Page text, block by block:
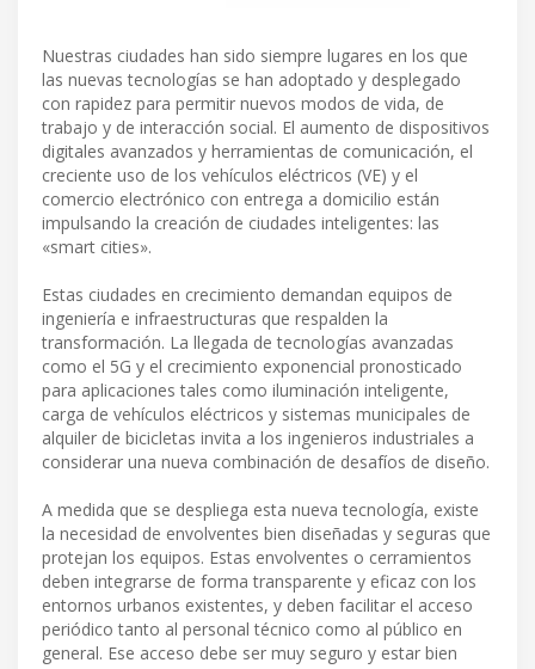
Nuestras ciudades han sido siempre lugares en los que
las nuevas tecnologías se han adoptado y desplegado
con rapidez para permitir nuevos modos de vida, de
trabajo y de interacción social. El aumento de dispositivos
digitales avanzados y herramientas de comunicación, el
creciente uso de los vehículos eléctricos (VE) y el
comercio electrónico con entrega a domicilio están
impulsando la creación de ciudades inteligentes: las
«smart cities».
Estas ciudades en crecimiento demandan equipos de
ingeniería e infraestructuras que respalden la
transformación. La llegada de tecnologías avanzadas
como el 5G y el crecimiento exponencial pronosticado
para aplicaciones tales como iluminación inteligente,
carga de vehículos eléctricos y sistemas municipales de
alquiler de bicicletas invita a los ingenieros industriales a
considerar una nueva combinación de desafíos de diseño.
A medida que se despliega esta nueva tecnología, existe
la necesidad de envolventes bien diseñadas y seguras que
protejan los equipos. Estas envolventes o cerramientos
deben integrarse de forma transparente y eficaz con los
entornos urbanos existentes, y deben facilitar el acceso
periódico tanto al personal técnico como al público en
general. Ese acceso debe ser muy seguro y estar bien